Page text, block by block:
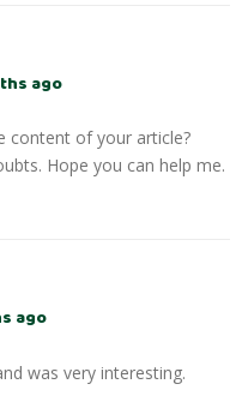
ago
content of your article?
Hope you can help me.
ago
was very interesting.